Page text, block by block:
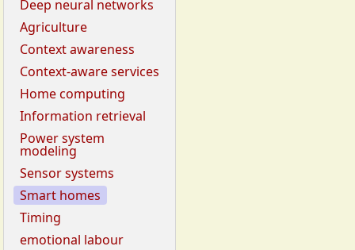
Deep neural networks
Agriculture
Context awareness
Context-aware services
Home computing
Information retrieval
Power system
modeling
Sensor systems
Smart homes
Timing
emotional labour